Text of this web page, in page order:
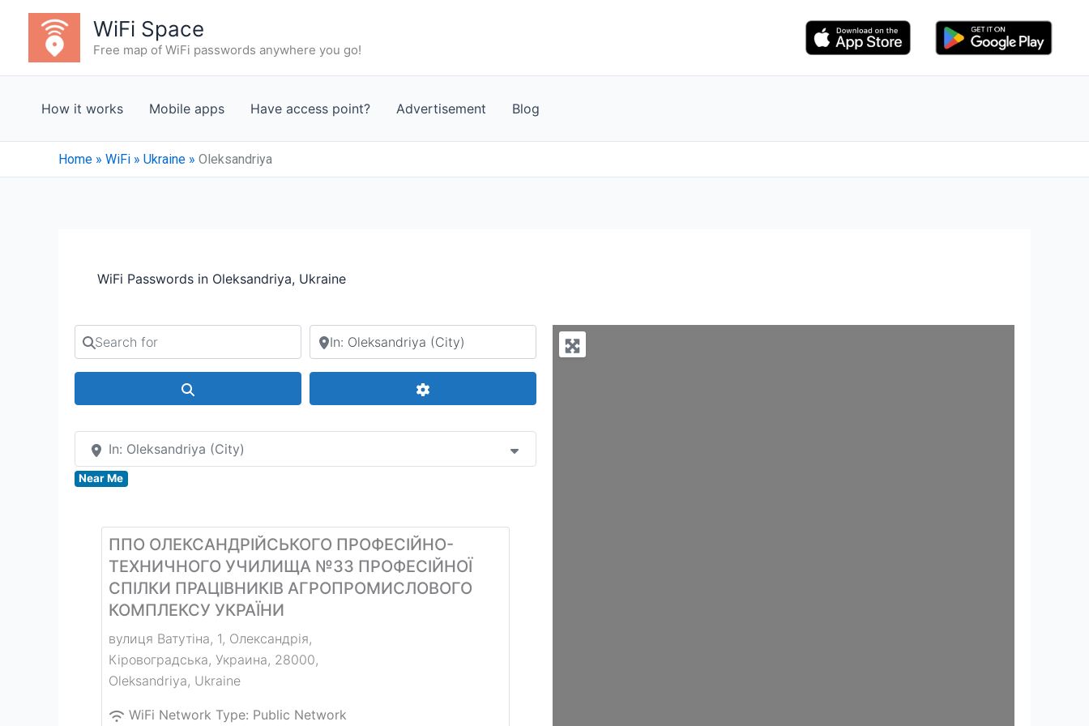
content
WiFi Space
Free map of WiFi passwords anywhere you go!
How it works Mobile apps Have access point? Advertisement Blog
Home » WiFi » Ukraine » Oleksandriya
WiFi Passwords in Oleksandriya, Ukraine
Search for Search by city or country
In: Oleksandriya (City)
Near Me
ППО ОЛЕКСАНДРІЙСЬКОГО ПРОФЕСІЙНО-
ТЕХНИЧНОГО УЧИЛИЩА №33 ПРОФЕСІЙНОЇ
СПІЛКИ ПРАЦІВНИКІВ АГРОПРОМИСЛОВОГО
КОМПЛЕКСУ УКРАЇНИ
вулиця Ватутіна, 1, Олександрія,
Кіровоградська, Украина, 28000,
Oleksandriya, Ukraine
WiFi Network Type: Public Network